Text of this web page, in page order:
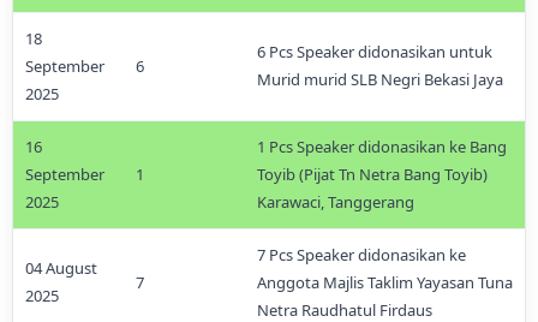
18
September
2025
6
6 Pcs Speaker didonasikan untuk
Murid murid SLB Negri Bekasi Jaya
16
September
2025
1
1 Pcs Speaker didonasikan ke Bang
Toyib (Pijat Tn Netra Bang Toyib)
Karawaci, Tanggerang
04 August
2025
7
7 Pcs Speaker didonasikan ke
Anggota Majlis Taklim Yayasan Tuna
Netra Raudhatul Firdaus